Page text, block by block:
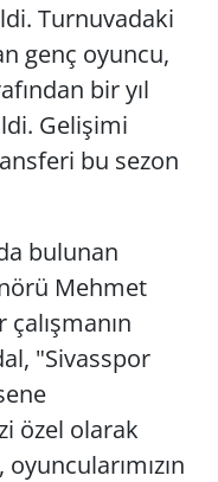
Turnuvadaki
genç oyuncu,
bir yıl
Gelişimi
bu sezon
bulunan
Mehmet
çalışmanın
"Sivasspor
özel olarak